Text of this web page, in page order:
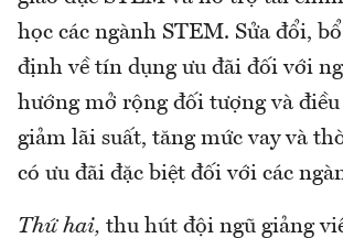
học các ngành STEM. Sửa đổi,
định về tín dụng ưu đãi đối với
hướng mở rộng đối tượng và điều
giảm lãi suất, tăng mức vay và
có ưu đãi đặc biệt đối với các
Thứ hai, thu hút đội ngũ giảng